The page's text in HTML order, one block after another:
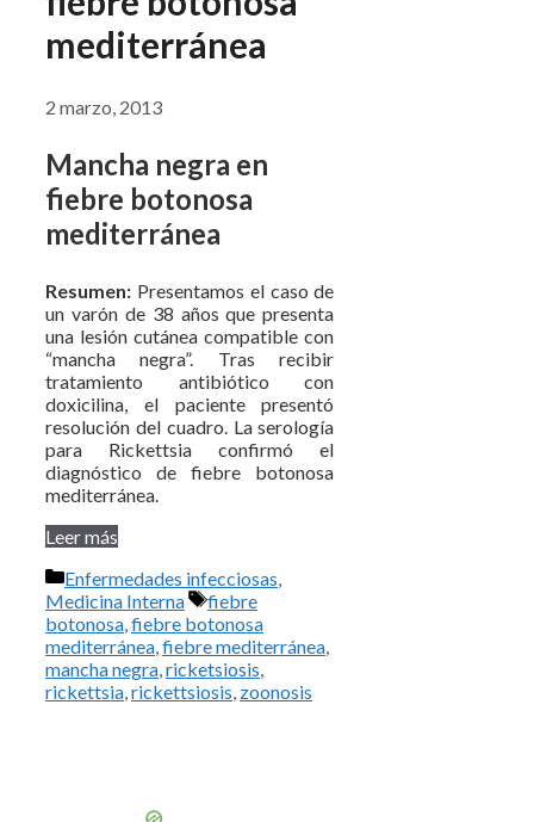
mediterránea
2 marzo, 2013
Mancha negra en
fiebre botonosa
mediterránea
Resumen: Presentamos el caso de
un varón de 38 años que presenta
una lesión cutánea compatible con
“mancha negra”. Tras recibir
tratamiento antibiótico con
doxicilina, el paciente presentó
resolución del cuadro. La serología
para Rickettsia confirmó el
diagnóstico de fiebre botonosa
mediterránea.
Leer más
Categorías
Enfermedades infecciosas,
Medicina Interna
Etiquetas
fiebre
botonosa,fiebre botonosa
mediterránea,fiebre mediterránea,
mancha negra,ricketsiosis,
rickettsia,rickettsiosis, zoonosis